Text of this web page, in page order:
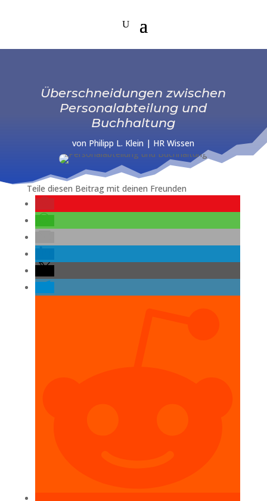
Überschneidungen zwischen
Personalabteilung und
Buchhaltung
von Philipp L. Klein | HR Wissen
Teile diesen Beitrag mit deinen Freunden